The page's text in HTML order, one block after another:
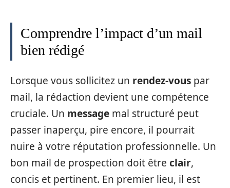
Comprendre l’impact d’un mail
bien rédigé
Lorsque vous sollicitez un rendez-vous par
mail, la rédaction devient une compétence
cruciale. Un message mal structuré peut
passer inaperçu, pire encore, il pourrait
nuire à votre réputation professionnelle. Un
bon mail de prospection doit être clair,
concis et pertinent. En premier lieu, il est